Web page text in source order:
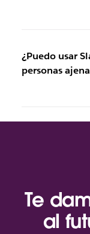
¿Puedo usar
personas
Te
al